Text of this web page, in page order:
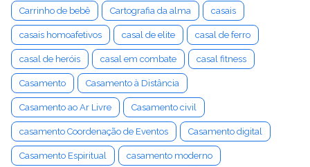
Carrinho de bebê Cartografia da alma casais
casais homoafetivos casal de elite casal de ferro
casal de heróis casal em combate casal fitness
Casamento Casamento à Distância
Casamento ao Ar Livre Casamento civil
casamento Coordenação de Eventos Casamento digital
Casamento Espiritual casamento moderno